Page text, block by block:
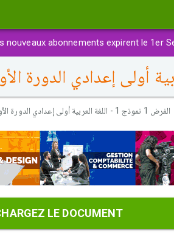
nouveaux abonnements expirent le 1er
الفرض 1 نموذج 1 - اللغة العربية أولى إعدادي الدورة الأولى
LE DOCUMENT